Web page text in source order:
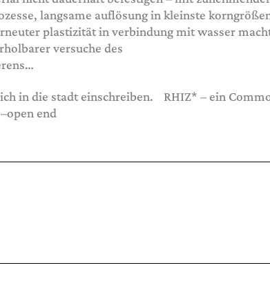
langsame auflösung in kleinste
plastizität in verbindung mit wasser
versuche des
in die stadt einschreiben. RHIZ* – ein
end